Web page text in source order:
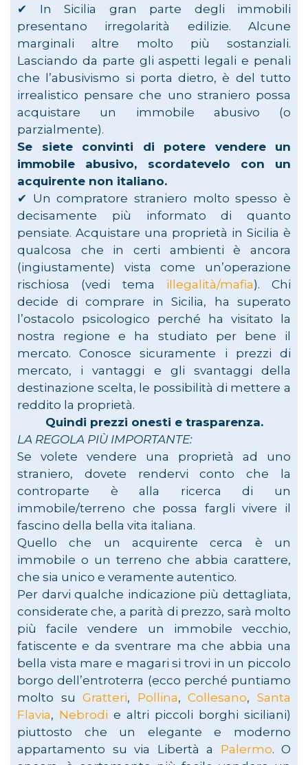
✔︎ In Sicilia gran parte degli immobili
presentano irregolarità edilizie. Alcune
marginali altre molto più sostanziali.
Lasciando da parte gli aspetti legali e penali
che l’abusivismo si porta dietro, è del tutto
irrealistico pensare che uno straniero possa
acquistare un immobile abusivo (o
parzialmente).
Se siete convinti di potere vendere un
immobile abusivo, scordatevelo con un
acquirente non italiano.
✔︎ Un compratore straniero molto spesso è
decisamente più informato di quanto
pensiate. Acquistare una proprietà in Sicilia è
qualcosa che in certi ambienti è ancora
(ingiustamente) vista come un’operazione
rischiosa (vedi tema illegalità/mafia). Chi
decide di comprare in Sicilia, ha superato
l’ostacolo psicologico perché ha visitato la
nostra regione e ha studiato per bene il
mercato. Conosce sicuramente i prezzi di
mercato, i vantaggi e gli svantaggi della
destinazione scelta, le possibilità di mettere a
reddito la proprietà.
Quindi prezzi onesti e trasparenza.
LA REGOLA PIÙ IMPORTANTE:
Se volete vendere una proprietà ad uno
straniero, dovete rendervi conto che la
controparte è alla ricerca di un
immobile/terreno che possa fargli vivere il
fascino della bella vita italiana.
Quello che un acquirente cerca è un
immobile o un terreno che abbia carattere,
che sia unico e veramente autentico.
Per darvi qualche indicazione più dettagliata,
considerate che, a parità di prezzo, sarà molto
più facile vendere un immobile vecchio,
fatiscente e da sventrare ma che abbia una
bella vista mare e magari si trovi in un piccolo
borgo dell’entroterra (ecco perché puntiamo
molto suGratteri, Pollina,Collesano,Santa
Flavia, Nebrodi e altri piccoli borghi siciliani)
piuttosto che un elegante e moderno
appartamento su via Libertà a Palermo. O